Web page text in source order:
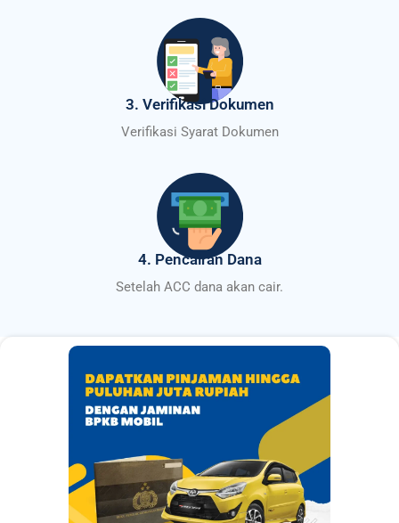
3. Verifikasi Dokumen
Verifikasi Syarat Dokumen
4. Pencairan Dana
Setelah ACC dana akan cair.